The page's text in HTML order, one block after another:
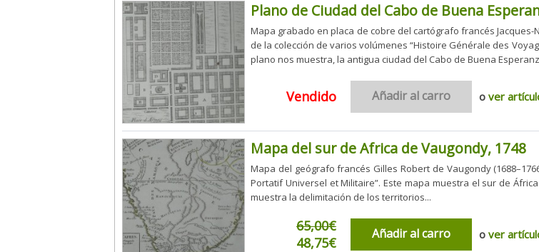
Plano de Ciudad del Cabo de Buena
Mapa grabado en placa de cobre del cartógrafo francés Jacques-
de la colección de varios volúmenes “Histoire Générale des
plano nos muestra, la antigua ciudad del Cabo de Buena
Vendido Añadir al carro o ver
Mapa del sur de Africa de Vaugondy, 1748
Mapa del geógrafo francés Gilles Robert de Vaugondy
Portatif Universel et Militaire”. Este mapa muestra el sur de
muestra la delimitación de los territorios...
65,00€
48,75€
Añadir al carro o ver